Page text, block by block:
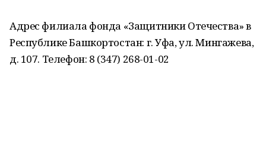
Адрес филиала фонда «Защитники Отечества» в
Республике Башкортостан: г. Уфа, ул. Мингажева,
д. 107. Телефон: 8 (347) 268-01-02